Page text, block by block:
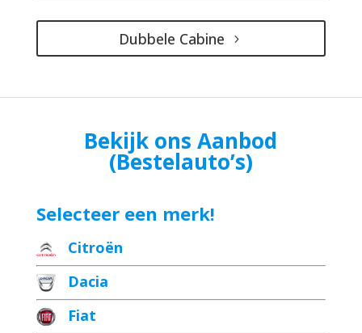
Dubbele Cabine
Bekijk ons Aanbod
(Bestelauto’s)
Selecteer een merk!
Citroën
Dacia
Fiat